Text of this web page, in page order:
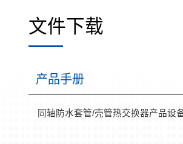
文件下载
产品手册
同轴防水套管/壳管热交换器产品设